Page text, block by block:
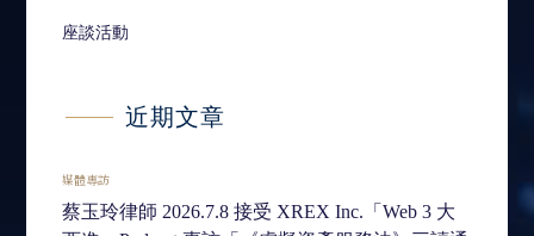
座談活動
近期文章
媒體專訪
蔡玉玲律師 2026.7.8 接受 XREX Inc.「Web 3 大